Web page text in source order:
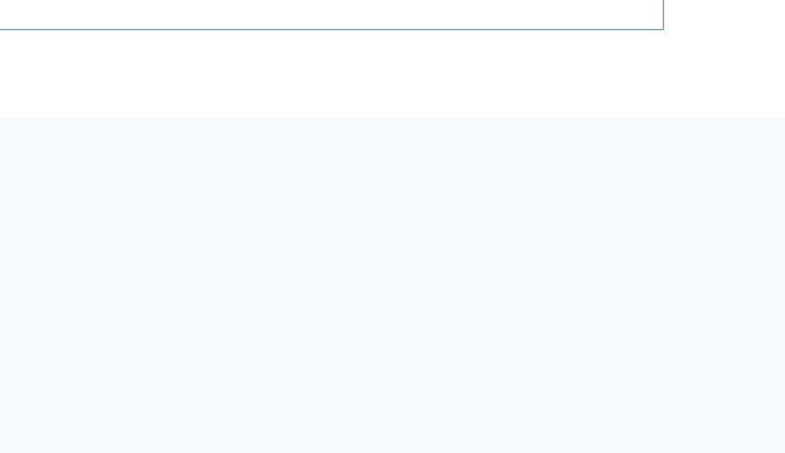
kr475.00